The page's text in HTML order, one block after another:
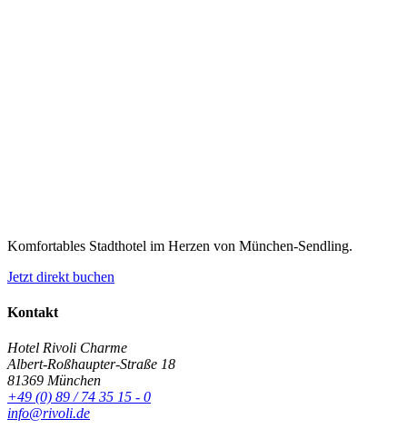
Komfortables Stadthotel im Herzen von München-Sendling.
Jetzt direkt buchen
Kontakt
Hotel Rivoli Charme
Albert-Roßhaupter-Straße 18
81369 München
+49 (0) 89 / 74 35 15 - 0
info@rivoli.de